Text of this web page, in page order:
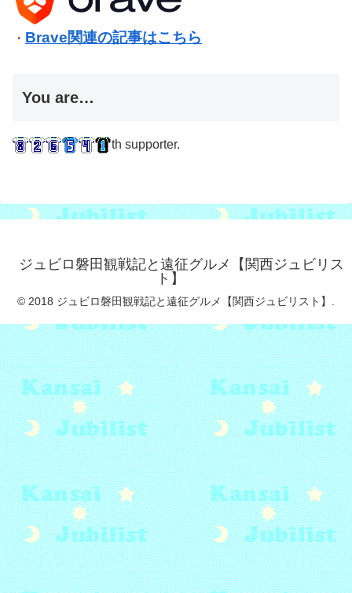
・ Brave関連の記事はこちら
You are…
th supporter.
ジュビロ磐田観戦記と遠征グルメ【関西ジュビリス
ト】
© 2018 ジュビロ磐田観戦記と遠征グルメ【関西ジュビリスト】.